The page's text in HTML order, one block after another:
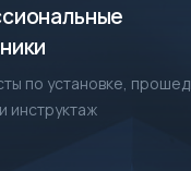
по установке,
инструктаж